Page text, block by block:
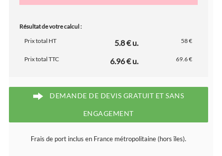
Résultat de votre calcul :
Prix total HT
5.8 € u. 58 €
Prix total TTC 6.96 € u. 69.6 €
DEMANDE DE DEVIS GRATUIT ET SANS
ENGAGEMENT
Frais de port inclus en France métropolitaine (hors îles).